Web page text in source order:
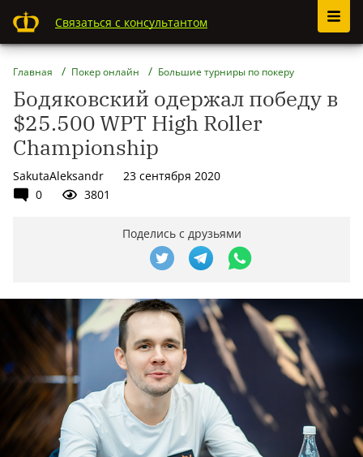
Связаться с консультантом
Главная Покер онлайн Большие турниры по покеру
Бодяковский одержал победу в
$25.500 WPT High Roller
Championship
SakutaAleksandr
23 сентября 2020
0
3801
Поделись с друзьями